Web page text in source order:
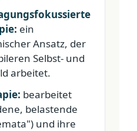
ein
Ansatz, der
Selbst- und
arbeitet.
bearbeitet
belastende
und ihre